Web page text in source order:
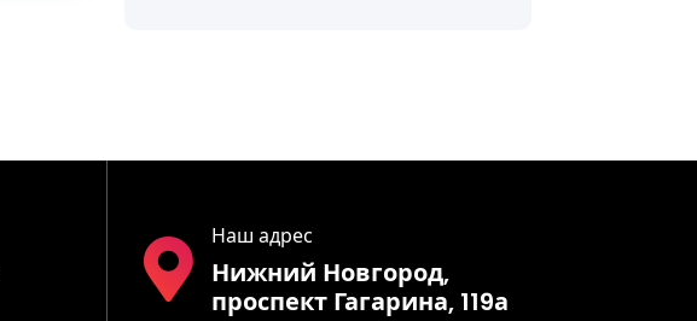
Наш адрес
Нижний Новгород,
проспект Гагарина, 119а